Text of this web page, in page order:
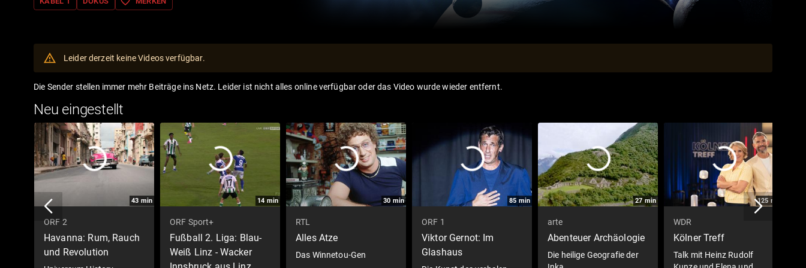
Leider derzeit keine Videos verfügbar.
Die Sender stellen immer mehr Beiträge ins Netz. Leider ist nicht alles online verfügbar oder das Video wurde wieder entfernt.
Neu eingestellt
43 min
ORF 2
Havanna: Rum, Rauch
und Revolution
14 min
ORF Sport+
Fußball 2. Liga: Blau-
Weiß Linz - Wacker
30 min
RTL
Alles Atze
Das Winnetou-Gen
85 min
ORF 1
Viktor Gernot: Im
Glashaus
27 min
arte
Abenteuer Archäologie
Die heilige Geografie der
125 min
WDR
Kölner Treff
Talk mit Heinz Rudolf